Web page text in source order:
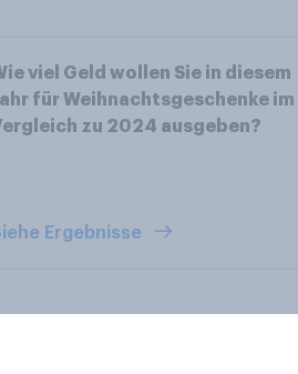
viel Geld wollen Sie in diesem
für Weihnachtsgeschenke im
zu 2024 ausgeben?
Ergebnisse